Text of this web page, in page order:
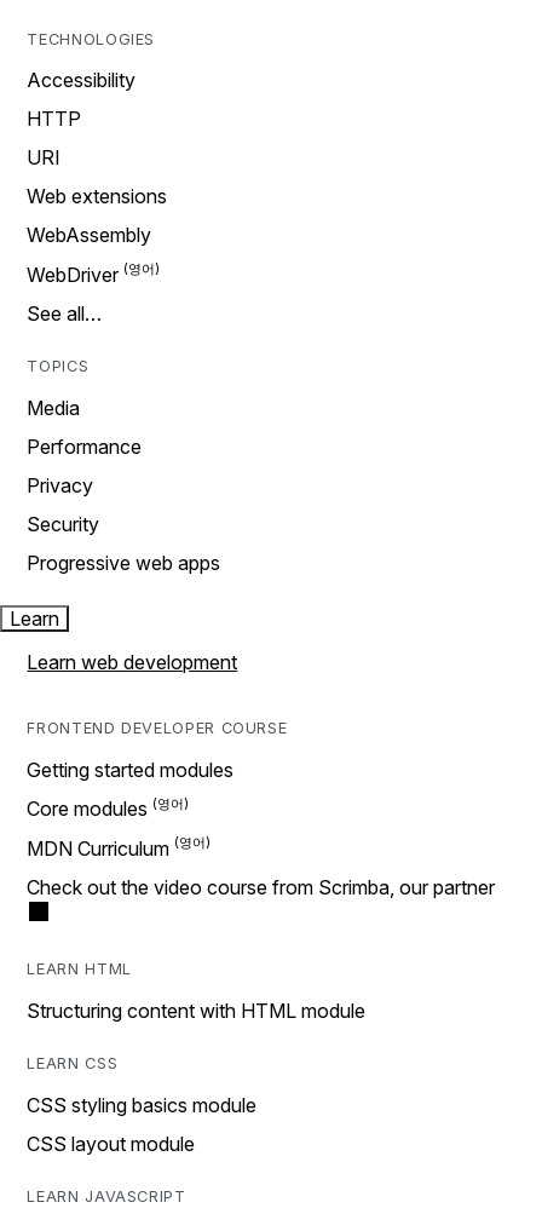
TECHNOLOGIES
Accessibility
HTTP
URI
Web extensions
WebAssembly
WebDriver
See all…
TOPICS
Media
Performance
Privacy
Security
Progressive web apps
Learn
Learn web development
FRONTEND DEVELOPER COURSE
Getting started modules
Core modules
MDN Curriculum
Check out the video course from Scrimba, our partner
LEARN HTML
Structuring content with HTML module
LEARN CSS
CSS styling basics module
CSS layout module
LEARN JAVASCRIPT